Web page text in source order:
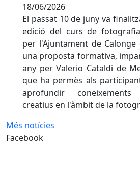
18/06/2026
El passat 10 de juny va
edició del curs de
per l'Ajuntament de Calonge
una proposta formativa,
any per Valerio Cataldi de
que ha permès als
aprofundir
creatius en l'àmbit de la
Més notícies
Facebook